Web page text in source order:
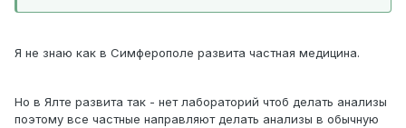
Я не знаю как в Симферополе развита частная медицина.
Но в Ялте развита так - нет лабораторий чтоб делать анализы
поэтому все частные направляют делать анализы в обычную